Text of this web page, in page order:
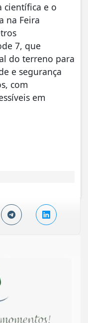
científica e o
na Feira
7, que
do terreno para
e segurança
com
em